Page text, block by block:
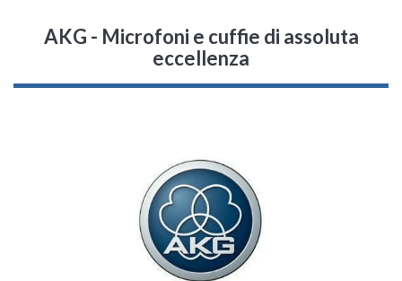
AKG - Microfoni e cuffie di assoluta
eccellenza